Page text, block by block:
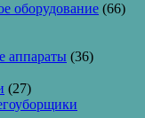
оборудование (66)
аппараты (36)
(27)